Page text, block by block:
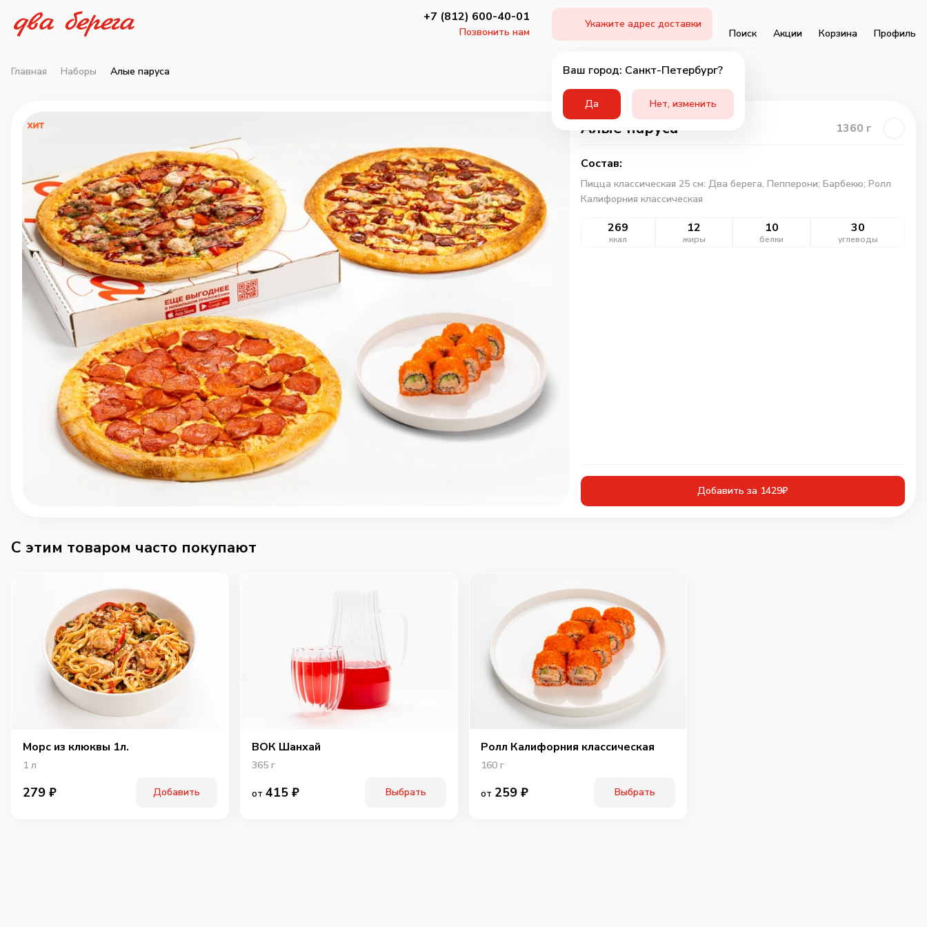
+7 (812) 600-40-01
Позвонить нам
Укажите адрес доставки
Ваш город: Санкт-Петербург?
Да Нет, изменить
Поиск Акции Корзина Профиль
Главная Наборы Алые паруса
Алые паруса 1360 г
Состав:
Пицца классическая 25 см: Два берега, Пепперони; Барбекю; Ролл
Калифорния классическая
269
ккал
12
жиры
10
белки
30
углеводы
Добавить за 1429₽
C этим товаром часто покупают
Морс из клюквы 1л.
1 л
279 ₽ Добавить
ВОК Шанхай
365 г
от 415 ₽ Выбрать
Ролл Калифорния классическая
160 г
от 259 ₽ Выбрать